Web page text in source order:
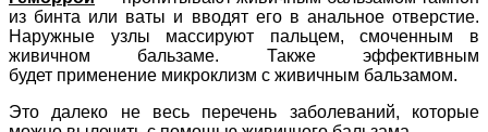
из бинта или ваты и вводят его в анальное отверстие.
Наружные узлы массируют пальцем, смоченным в
живичном бальзаме. Также эффективным
будет применение микроклизм с живичным бальзамом.
Это далеко не весь перечень заболеваний, которые